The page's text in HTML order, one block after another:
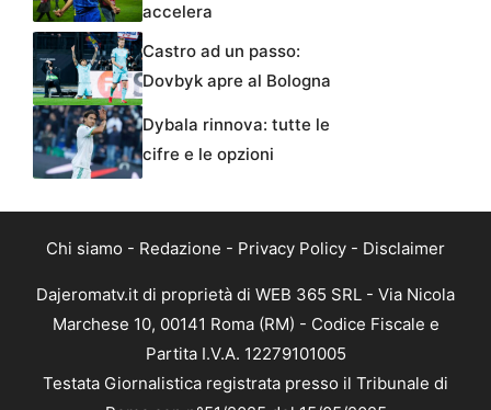
accelera
Castro ad un passo:
Dovbyk apre al Bologna
Dybala rinnova: tutte le
cifre e le opzioni
Chi siamo - Redazione - Privacy Policy - Disclaimer
Dajeromatv.it di proprietà di WEB 365 SRL - Via Nicola
Marchese 10, 00141 Roma (RM) - Codice Fiscale e
Partita I.V.A. 12279101005
Testata Giornalistica registrata presso il Tribunale di